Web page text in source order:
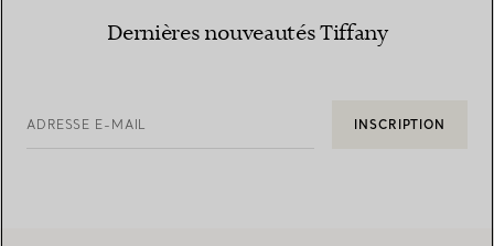
Dernières nouveautés Tiffany
ADRESSE E-MAIL INSCRIPTION